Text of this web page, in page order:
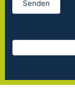
Senden